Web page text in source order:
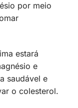
por meio
estará
e
saudável e
o colesterol.